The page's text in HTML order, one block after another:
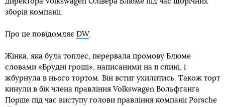
зборів компанії.
Про це повідомляє DW.
Жінка, яка була топлес, перервала промову Блюме
словами «Брудні гроші», написаними на її спині, і
жбурнула в нього тортом. Він встиг ухилитись. Також торт
кинули в бік члена правління Volkswagen Вольфганга
Порше під час виступу голови правління компанії Porsche